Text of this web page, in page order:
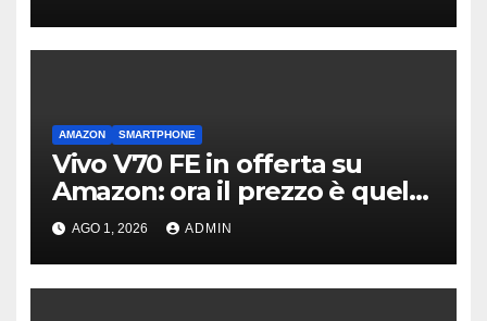
AMAZON SMARTPHONE
Vivo V70 FE in offerta su
Amazon: ora il prezzo è quello
giusto?
AGO 1, 2026 ADMIN